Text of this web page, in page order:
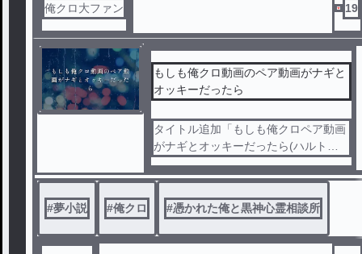
俺クロ大ファン 19
もしも俺クロ動画のペア動画がナギと
オッキーだったら
タイトル追加「もしも俺クロペア動画
がナギとオッキーだったら(ハルトも
入る)」
#夢小説 #俺クロ #憑かれた俺と黒神心霊相談所